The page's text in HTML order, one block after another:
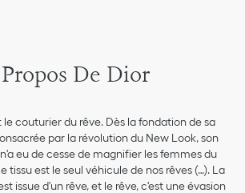
De Dior
le couturier du rêve. Dès la fondation de sa
par la révolution du New Look, son
eu de cesse de magnifier les femmes du
tissu est le seul véhicule de nos rêves (…). La
issue d'un rêve, et le rêve, c'est une évasion